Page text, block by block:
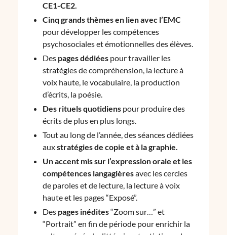
CE1-CE2.
Cinq grands thèmes en lien avec l’EMC
pour développer les compétences
psychosociales et émotionnelles des élèves.
Des pages dédiées pour travailler les
stratégies de compréhension, la lecture à
voix haute, le vocabulaire, la production
d’écrits, la poésie.
Des rituels quotidiens pour produire des
écrits de plus en plus longs.
Tout au long de l’année, des séances dédiées
auxstratégies de copie et à la graphie.
Un accent mis sur l’expression orale et les
compétences langagièresavec les cercles
de paroles et de lecture, la lecture à voix
haute et les pages “Exposé”.
Des pages inédites“Zoom sur…” et
“Portrait” en fin de période pour enrichir la